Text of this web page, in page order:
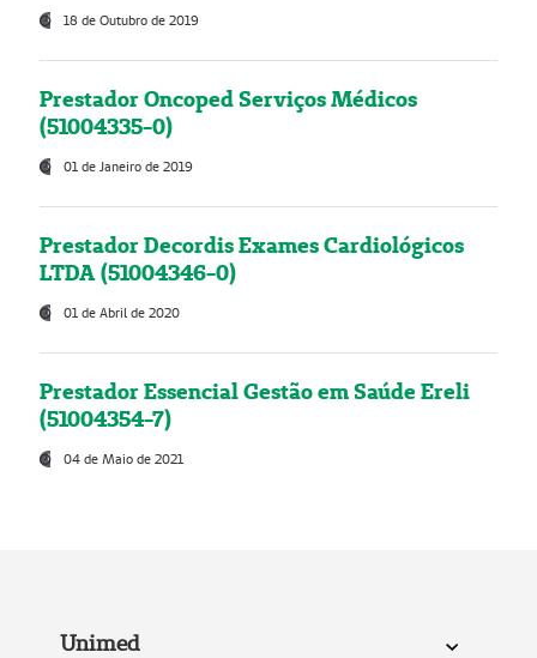
18 de Outubro de 2019
Prestador Oncoped Serviços Médicos
(51004335-0)
01 de Janeiro de 2019
Prestador Decordis Exames Cardiológicos
LTDA (51004346-0)
01 de Abril de 2020
Prestador Essencial Gestão em Saúde Ereli
(51004354-7)
04 de Maio de 2021
Unimed